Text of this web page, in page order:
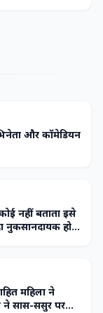
और कॉमेडियन
नहीं बताता इसे
नुकसानदायक हो
महिला ने
ने सास-ससुर पर